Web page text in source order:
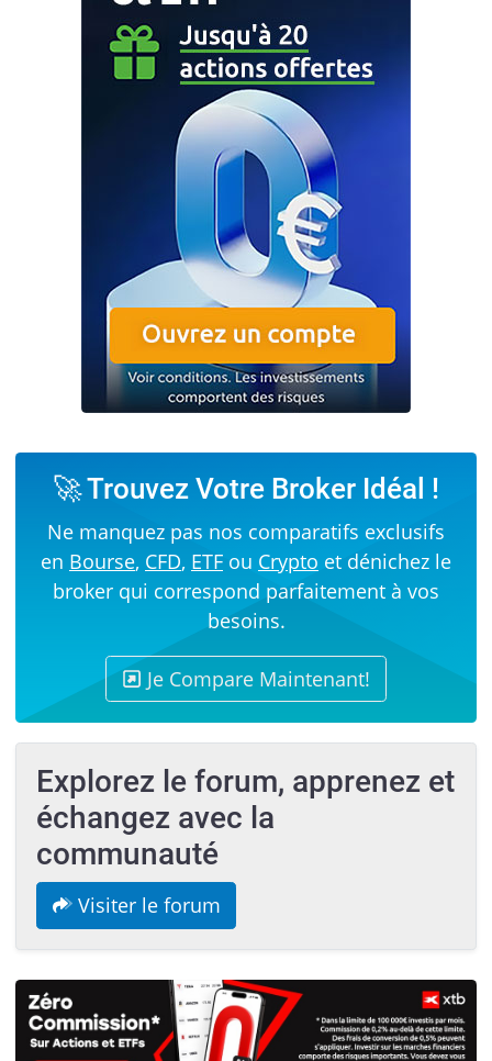
🚀 Trouvez Votre Broker Idéal !
Ne manquez pas nos comparatifs exclusifs
en Bourse, CFD, ETF ou Crypto et dénichez le
broker qui correspond parfaitement à vos
besoins.
Je Compare Maintenant!
Explorez le forum, apprenez et
échangez avec la
communauté
Visiter le forum